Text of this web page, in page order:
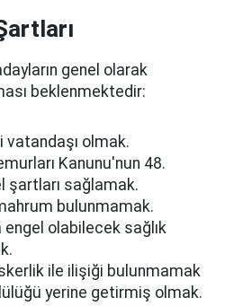
genel olarak
beklenmektedir:
vatandaşı olmak.
Kanunu'nun 48.
şartları sağlamak.
bulunmamak.
engel olabilecek sağlık
ile ilişiği bulunmamak
yerine getirmiş olmak.